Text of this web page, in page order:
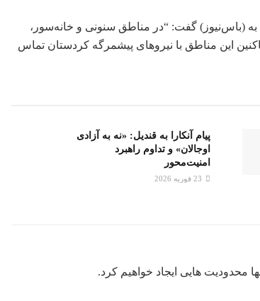
بە (باس‌نیوز) گفت: “در مناطق سنونی و خانەسور،
این مناطق با نیروهای پیشمرگە کردستان تماس
پیام آنکارا به قندیل: «نه به آزادی
اوجالان» و تداوم راهبرد
امنیت‌محور
محدودیت هایی ایجاد خواهیم کرد.